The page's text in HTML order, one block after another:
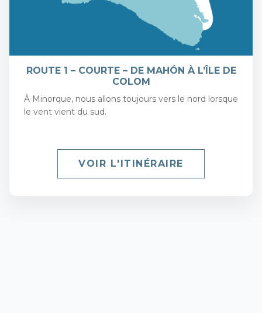
ROUTE 1 – COURTE – DE MAHÓN À L’ÎLE DE
COLOM
À Minorque, nous allons toujours vers le nord lorsque
le vent vient du sud.
VOIR L'ITINÉRAIRE